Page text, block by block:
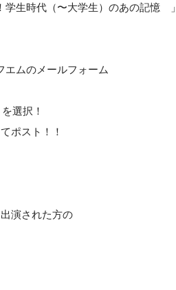
生時代（〜大学生）のあの記憶 」
エムのメールフォーム
選択！
ポスト！！
演された方の